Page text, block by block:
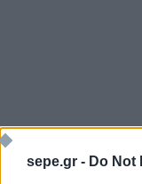
sepe.gr - Do Not